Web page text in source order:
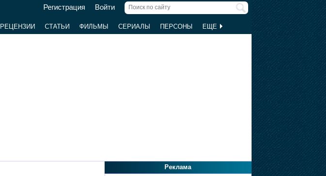
Регистрация Войти
РЕЦЕНЗИИ СТАТЬИ ФИЛЬМЫ СЕРИАЛЫ ПЕРСОНЫ ЕЩЕ
Реклама